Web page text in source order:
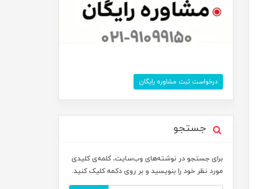
درخواست ثبت مشاوره رایگان
جستجو
برای جستجو در نوشته‌های وب‌سایت، کلمه‌ی کلیدی
مورد نظر خود را بنویسید و بر روی دکمه کلیک کنید.